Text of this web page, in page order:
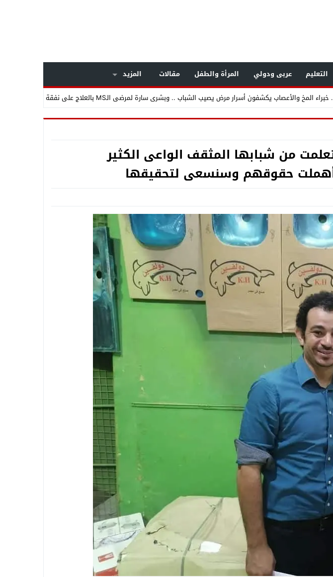
التعليم عربى ودولي المرأة والطفل مقالات
المزيد
داخل مستشفى بولاق الدكرور العام .. معركة الوعي تنتصر على «التصلب المتعدد» .. خبراء المخ والأعصاب يكشفون أسرار مرض يصيب الشباب .. وبشرى سارة لمرضى الـMS بالعلاج على نفقة
يصدر القرار منصفًا لأصحابها
وموعد التنفيذ
القلب والمناظير
الحوامدية ودفع دماء جديدة لدعم المنظومة الأمنيةة متجددة
في حركة تنقلات أمن الجيزة 2026
من شبابها المثقف الواعى الكثير
حقوقهم وسنسعى لتحقيقها